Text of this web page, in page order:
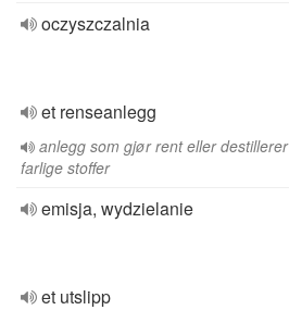
oczyszczalnia
et renseanlegg
anlegg som gjør rent eller destillerer
farlige stoffer
emisja, wydzielanie
et utslipp